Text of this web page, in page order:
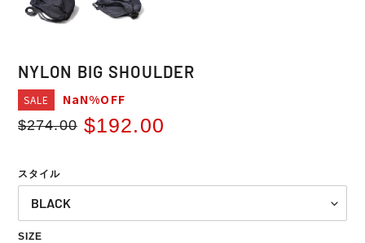
NYLON BIG SHOULDER
SALE NaN%OFF
Regular
$274.00
Sale
$192.00
スタイル
SIZE